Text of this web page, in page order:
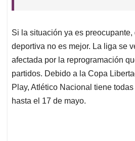
Si la situación ya es
deportiva no es mejor. La liga se
afectada por la reprogramación
partidos. Debido a la Copa
Play, Atlético Nacional tiene
hasta el 17 de mayo.